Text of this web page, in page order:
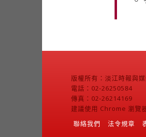
版權所有：淡江時報與
電話：02-26250584
傳真：02-26214169
建議使用 Chrome 瀏覽
聯絡我們
法令規章